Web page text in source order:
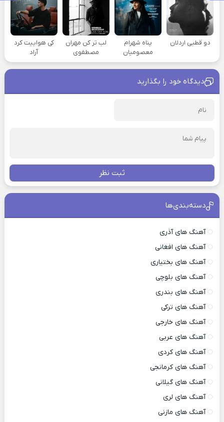
دو قطبی اردلان
پناه شهرام
معصومیان
لب تر کن مهران
مصطفوی
کی هواییت کرد
آراد
دیدگاه خود را بگذارید
ثبت نظر
دسته‌بندی‌ها
آهنگ های آذری
آهنگ های افغانی
آهنگ های بختیاری
آهنگ های بلوچی
آهنگ های بندری
آهنگ های ترکی
آهنگ های خارجی
آهنگ های عربی
آهنگ های کردی
آهنگ های کرمانجی
آهنگ های گیلانی
آهنگ های لری
آهنگ های مازنی